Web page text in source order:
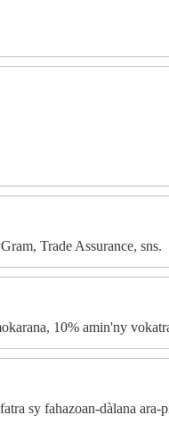
Trade Assurance, sns.
10% amin'ny
sy fahazoan-dàlana ara-